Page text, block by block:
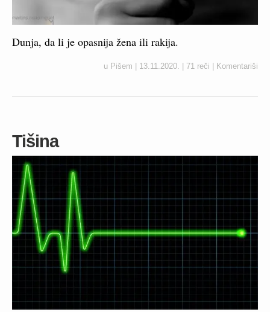
Dunja, da li je opasnija žena ili rakija.
u Pišem 13.11.2020. 71 reči Komentariši
Tišina